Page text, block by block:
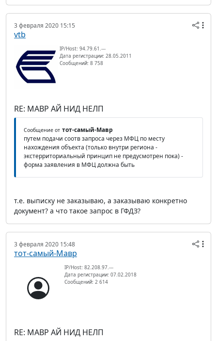
3 февраля 2020 15:15
vtb
IP/Host: 94.79.61.---
Дата регистрации: 28.05.2011
Сообщений: 8 758
RE: МАВР АЙ НИД НЕЛП
Сообщение от тот-самый-Мавр
путем подачи соотв запроса через МФЦ по месту
нахождения объекта (только внутри региона -
экстерриториальный принцип не предусмотрен пока) -
форма заявления в МФЦ должна быть
т.е. выписку не заказываю, а заказываю конкретно
документ? а что такое запрос в ГФДЗ?
3 февраля 2020 15:48
тот-самый-Мавр
IP/Host: 82.208.97.---
Дата регистрации: 07.02.2018
Сообщений: 2 614
RE: МАВР АЙ НИД НЕЛП